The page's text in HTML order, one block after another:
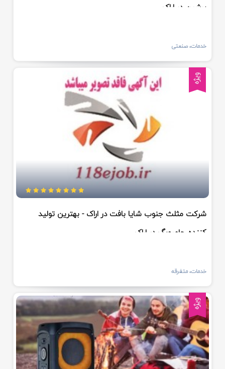
پرشین در اراک
خدمات، صنعتی
ویژه
شرکت مثلث جنوب شایا بافت در اراک - بهترین تولید
کننده جامبوبگ در اراک
خدمات، متفرقه
ویژه